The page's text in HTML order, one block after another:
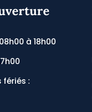
à 18h00
fériés :